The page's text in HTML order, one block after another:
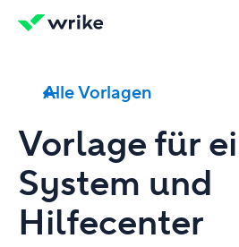
Alle Vorlagen
Vorlage für
System und
Hilfecenter